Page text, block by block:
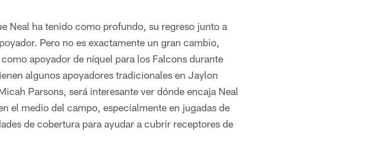
Neal ha tenido como profundo, su regreso junto a
Pero no es exactamente un gran cambio,
apoyador de níquel para los Falcons durante
algunos apoyadores tradicionales en Jaylon
Parsons, será interesante ver dónde encaja Neal
el medio del campo, especialmente en jugadas de
de cobertura para ayudar a cubrir receptores de